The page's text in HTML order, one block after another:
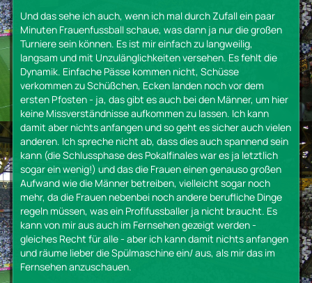
Und das sehe ich auch, wenn ich mal durch Zufall ein paar
Minuten Frauenfussball schaue, was dann ja nur die großen
Turniere sein können. Es ist mir einfach zu langweilig,
langsam und mit Unzulänglichkeiten versehen. Es fehlt die
Dynamik. Einfache Pässe kommen nicht, Schüsse
verkommen zu Schüßchen, Ecken landen noch vor dem
ersten Pfosten - ja, das gibt es auch bei den Männer, um hier
keine Missverständnisse aufkommen zu lassen. Ich kann
damit aber nichts anfangen und so geht es sicher auch vielen
anderen. Ich spreche nicht ab, dass dies auch spannend sein
kann (die Schlussphase des Pokalfinales war es ja letztlich
sogar ein wenig!) und das die Frauen einen genauso großen
Aufwand wie die Männer betreiben, vielleicht sogar noch
mehr, da die Frauen nebenbei noch andere berufliche Dinge
regeln müssen, was ein Profifussballer ja nicht braucht. Es
kann von mir aus auch im Fernsehen gezeigt werden -
gleiches Recht für alle - aber ich kann damit nichts anfangen
und räume lieber die Spülmaschine ein/ aus, als mir das im
Fernsehen anzuschauen.